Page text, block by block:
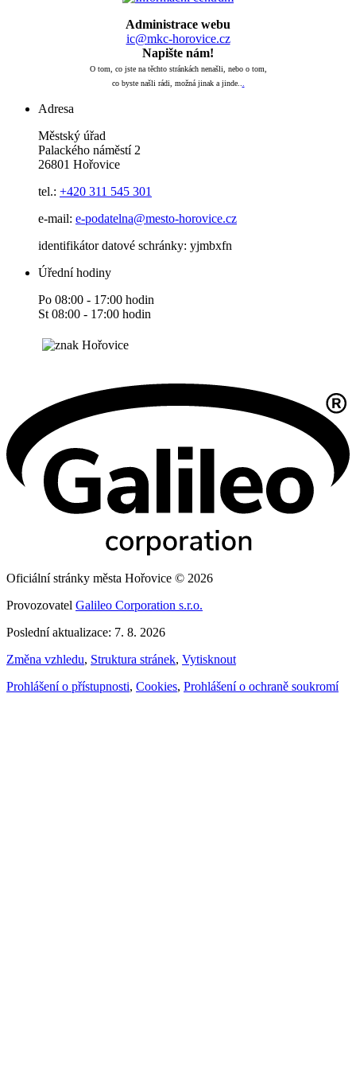
Administrace webu
ic@mkc-horovice.cz
Napište nám!
O tom, co jste na těchto stránkách nenašli, nebo o tom,
co byste našli rádi, možná jinak a jinde...
Adresa
Městský úřad
Palackého náměstí 2
26801 Hořovice
tel.: +420 311 545 301
e-mail: e-podatelna@mesto-horovice.cz
identifikátor datové schránky: yjmbxfn
Úřední hodiny
Po 08:00 - 17:00 hodin
St 08:00 - 17:00 hodin
Oficiální stránky města Hořovice © 2026
Provozovatel Galileo Corporation s.r.o.
Poslední aktualizace: 7. 8. 2026
Změna vzhledu, Struktura stránek, Vytisknout
Prohlášení o přístupnosti, Cookies, Prohlášení o ochraně soukromí